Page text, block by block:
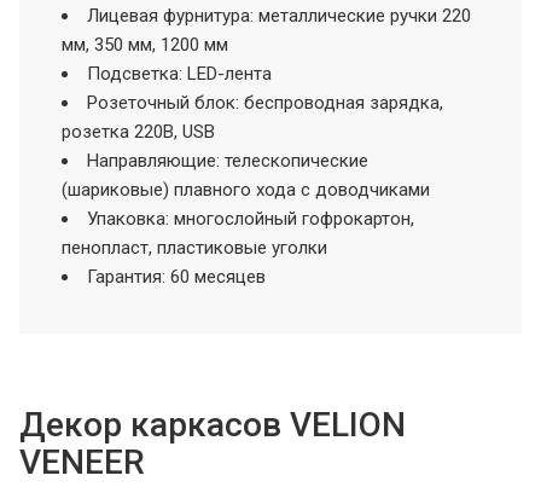
Лицевая фурнитура: металлические ручки 220
мм, 350 мм, 1200 мм
Подсветка: LED-лента
Розеточный блок: беспроводная зарядка,
розетка 220В, USB
Направляющие: телескопические
(шариковые) плавного хода с доводчиками
Упаковка: многослойный гофрокартон,
пенопласт, пластиковые уголки
Гарантия: 60 месяцев
Декор каркасов VELION
VENEER